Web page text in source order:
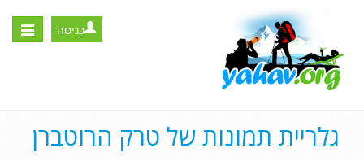
Toggle
כניסה
גלריית תמונות של טרק הרוטברן